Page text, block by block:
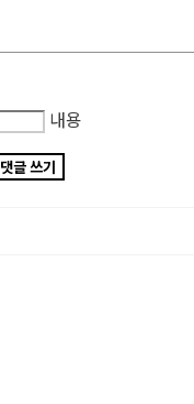
내용
댓글 쓰기